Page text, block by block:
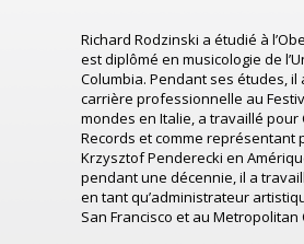
Richard Rodzinski a étudié à
est diplômé en musicologie de
Columbia. Pendant ses études, il
carrière professionnelle au
mondes en Italie, a travaillé pour
Records et comme représentant
Krzysztof Penderecki en
pendant une décennie, il a
en tant qu’administrateur
San Francisco et au Metropolitan